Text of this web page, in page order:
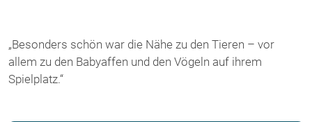
„Besonders schön war die Nähe zu den Tieren – vor
allem zu den Babyaffen und den Vögeln auf ihrem
Spielplatz.“